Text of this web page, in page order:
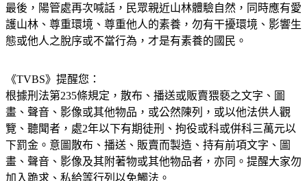
護山林、尊重環境、尊重他人的素養，勿有干擾環境、影響生
態或他人之脫序或不當行為，才是有素養的國民。
根據刑法第235條規定，散布、播送或販賣猥褻之文字、圖
畫、聲音、影像或其他物品，或公然陳列，或以他法供人觀
覽、聽聞者，處2年以下有期徒刑、拘役或科或併科三萬元以
下罰金。意圖散布、播送、販賣而製造、持有前項文字、圖
畫、聲音、影像及其附著物或其他物品者，亦同。提醒大家勿
加入跪求、私給等行列以免觸法。